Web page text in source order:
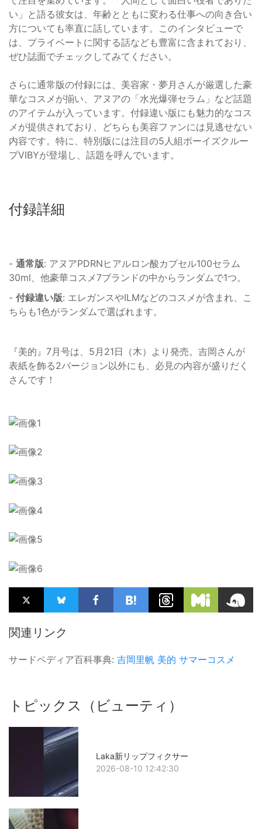
い」と語る彼女は、年齢とともに変わる仕事への向き合い
方についても率直に話しています。このインタビューで
は、プライベートに関する話なども豊富に含まれており、
ぜひ誌面でチェックしてみてください。
さらに通常版の付録には、美容家・夢月さんが厳選した豪
華なコスメが揃い、アヌアの「水光爆弾セラム」など話題
のアイテムが入っています。付録違い版にも魅力的なコス
メが提供されており、どちらも美容ファンには見逃せない
内容です。特に、特別版には注目の5人組ボーイズクルー
プVIBYが登場し、話題を呼んでいます。
付録詳細
- 通常版: アヌアPDRNヒアルロン酸カプセル100セラム
30ml、他豪華コスメ7ブランドの中からランダムで1つ。
- 付録違い版: エレガンスやILMなどのコスメが含まれ、こ
ちらも1色がランダムで選ばれます。
『美的』7月号は、5月21日（木）より発売。吉岡さんが
表紙を飾る2バージョン以外にも、必見の内容が盛りだく
さんです！
関連リンク
サードペディア百科事典: 吉岡里帆 美的 サマーコスメ
トピックス（ビューティ）
Laka新リップフィクサー
2026-08-10 12:42:30